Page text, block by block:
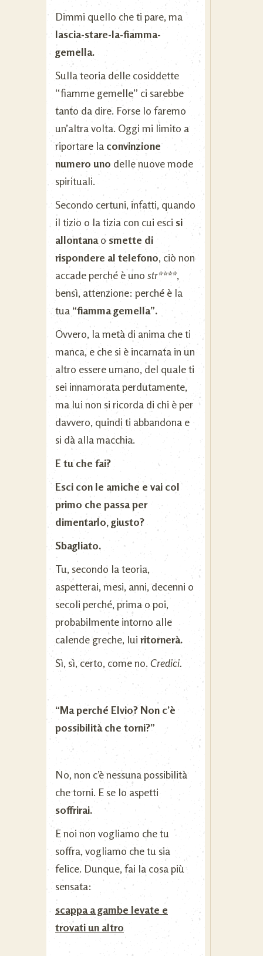
Dimmi quello che ti pare, ma
lascia-stare-la-fiamma-
gemella.
Sulla teoria delle cosiddette
“fiamme gemelle” ci sarebbe
tanto da dire. Forse lo faremo
un’altra volta. Oggi mi limito a
riportare la convinzione
numero uno delle nuove mode
spirituali.
Secondo certuni, infatti, quando
il tizio o la tizia con cui esci si
allontanao smette di
rispondere al telefono, ciò non
accade perché è uno str****,
bensì, attenzione: perché è la
tua “fiamma gemella”.
Ovvero, la metà di anima che ti
manca, e che si è incarnata in un
altro essere umano, del quale ti
sei innamorata perdutamente,
ma lui non si ricorda di chi è per
davvero, quindi ti abbandona e
si dà alla macchia.
E tu che fai?
Esci con le amiche e vai col
primo che passa per
dimentarlo, giusto?
Sbagliato.
Tu, secondo la teoria,
aspetterai, mesi, anni, decenni o
secoli perché, prima o poi,
probabilmente intorno alle
calende greche, lui ritornerà.
Sì, sì, certo, come no. Credici.
“Ma perché Elvio? Non c’è
possibilità che torni?”
No, non c’è nessuna possibilità
che torni. E se lo aspetti
soffrirai.
E noi non vogliamo che tu
soffra, vogliamo che tu sia
felice. Dunque, fai la cosa più
sensata:
scappa a gambe levate e
trovati un altro